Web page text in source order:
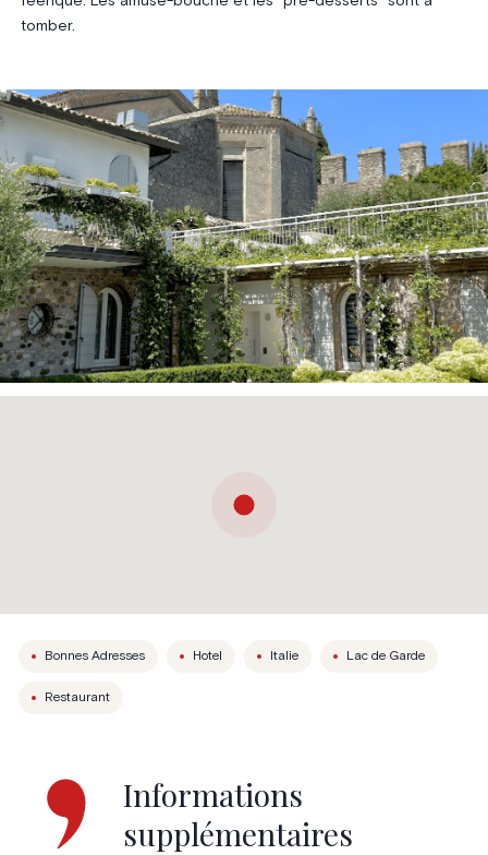
tomber.
Bonnes Adresses Hotel Italie Lac de Garde
Restaurant
Informations
supplémentaires